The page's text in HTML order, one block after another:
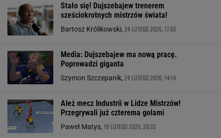
Stało się! Dujszebajew trenerem
sześciokrotnych mistrzów świata!
Bartosz Królikowski, 24 LUTEGO 2026, 17:55
Media: Dujszebajew ma nową pracę.
Poprowadzi giganta
Szymon Szczepanik, 24 LUTEGO 2026, 14:14
Ależ mecz Industrii w Lidze Mistrzów!
Przegrywali już czterema golami
Paweł Matys, 19 LUTEGO 2026, 20:33